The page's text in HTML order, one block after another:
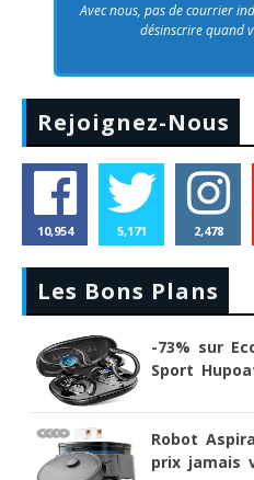
Avec nous, pas de courrier
désinscrire quand
Rejoignez-Nous
10,954 5,171 2,478
Les Bons Plans
-73% sur
Sport
Robot
prix jamais